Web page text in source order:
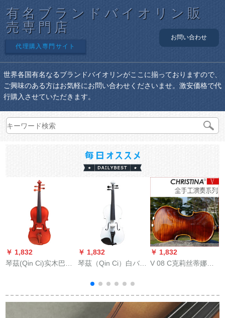
有名ブランドバイオリン販
売専門店
代理購入専門サイト
お問い合わせ
世界各国有名なるブランドバイオリンがここに揃っておりますので、
ご興味のある方はお気軽にお問い合わせくださいませ。激安価格で代
行購入させていただきます。
￥ 1,832
琴茲(Qin Ci)实木巴イ
級のバイオリナツメ
￥ 1,832
琴茲（Qin Ci）白バイ
クラク白演出大人子
供級バイオリンHV 2
クラシク白-3/4身長
￥ 1,832
V 08 C克莉丝蒂娜
の独板演奏のバイオ
リン3/4です。